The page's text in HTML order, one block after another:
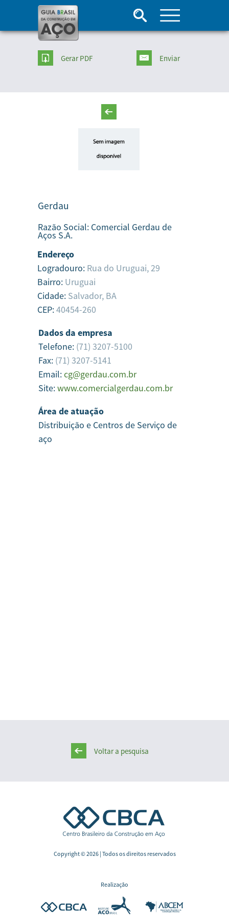
Gerar PDF Enviar
Gerdau
Razão Social: Comercial Gerdau de
Aços S.A.
Endereço
Logradouro: Rua do Uruguai, 29
Bairro: Uruguai
Cidade: Salvador, BA
CEP:40454-260
Dados da empresa
Telefone: (71) 3207-5100
Fax: (71) 3207-5141
Email:cg@gerdau.com.br
Site:www.comercialgerdau.com.br
Área de atuação
Distribuição e Centros de Serviço de
aço
Voltar a pesquisa
Copyright © 2026 | Todos os direitos reservados
Realização